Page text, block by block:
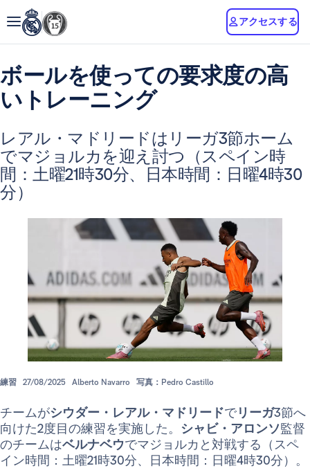
アクセスする
ボールを使っての要求度の高
いトレーニング
レアル・マドリードはリーガ3節ホーム
でマジョルカを迎え討つ（スペイン時
間：土曜21時30分、日本時間：日曜4時30
分）
練習 27/08/2025 Alberto Navarro 写真：Pedro Castillo
チームがシウダー・レアル・マドリードでリーガ3節へ
向けた2度目の練習を実施した。 シャビ・アロンソ監督
のチームはベルナベウでマジョルカと対戦する（スペ
イン時間：土曜21時30分、日本時間：日曜4時30分）。